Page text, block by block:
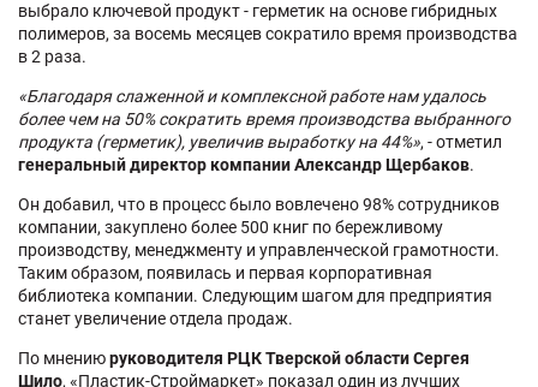
выбрало ключевой продукт - герметик на основе гибридных
полимеров, за восемь месяцев сократило время производства
в 2 раза.
«Благодаря слаженной и комплексной работе нам удалось
более чем на 50% сократить время производства выбранного
продукта (герметик), увеличив выработку на 44%», - отметил
генеральный директор компании Александр Щербаков.
Он добавил, что в процесс было вовлечено 98% сотрудников
компании, закуплено более 500 книг по бережливому
производству, менеджменту и управленческой грамотности.
Таким образом, появилась и первая корпоративная
библиотека компании. Следующим шагом для предприятия
станет увеличение отдела продаж.
По мнениюруководителя РЦК Тверской области Сергея
Шило, «Пластик-Строймаркет» показал один из лучших